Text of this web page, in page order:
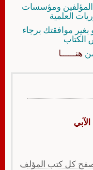
المؤلفين ومؤسسات
العلمية
موافقتك برجاء
الكتاب
هنــــــا
كل كتب المؤلف